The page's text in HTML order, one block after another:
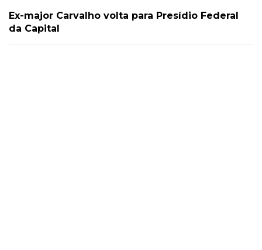
Ex-major Carvalho volta para Presídio Federal
da Capital